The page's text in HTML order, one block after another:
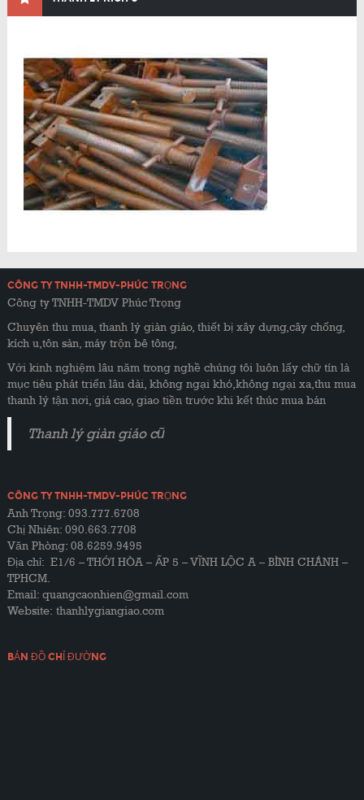
CÔNG TY TNHH-TMDV-PHÚC TRỌNG
Công ty TNHH-TMDV Phúc Trọng
Chuyên thu mua, thanh lý giàn giáo, thiết bị xây dựng,cây chống,
kích u,tôn sàn, máy trộn bê tông,
Với kinh nghiệm lâu năm trong nghề chúng tôi luôn lấy chữ tín là
mục tiêu phát triển lâu dài, không ngại khó,không ngại xa,thu mua
thanh lý tận nơi, giá cao, giao tiền trước khi kết thúc mua bán
Thanh lý giàn giáo cũ
CÔNG TY TNHH-TMDV-PHÚC TRỌNG
Anh Trọng: 093.777.6708
Chị Nhiên: 090.663.7708
Văn Phòng: 08.6259.9495
Địa chỉ: E1/6 – THỚI HÒA – ẤP 5 – VĨNH LỘC A – BÌNH CHÁNH –
TPHCM.
Email: quangcaonhien@gmail.com
Website: thanhlygiangiao.com
BẢN ĐỒ CHỈ ĐƯỜNG